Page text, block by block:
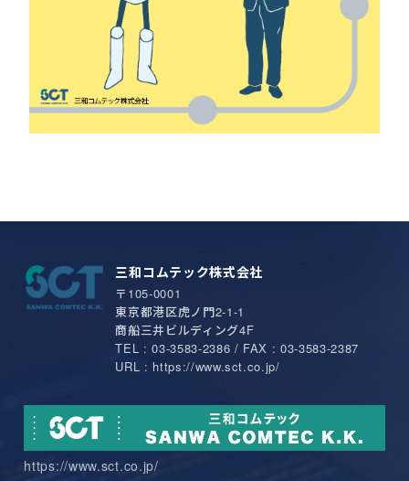
三和コムテック株式会社
〒105-0001
東京都港区虎ノ門2-1-1
商船三井ビルディング4F
TEL : 03-3583-2386 / FAX : 03-3583-2387
URL : https://www.sct.co.jp/
https://www.sct.co.jp/